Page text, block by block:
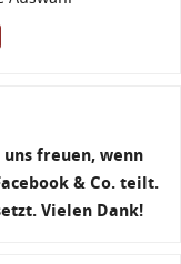
freuen, wenn
& Co. teilt.
Vielen Dank!